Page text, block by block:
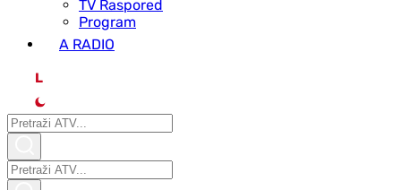
ТV Raspored
Program
A RADIO
L